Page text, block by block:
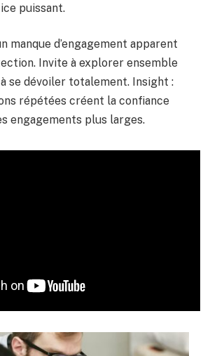
puissant.
manque d’engagement apparent
Invite à explorer ensemble
se dévoiler totalement. Insight :
répétées créent la confiance
engagements plus larges.